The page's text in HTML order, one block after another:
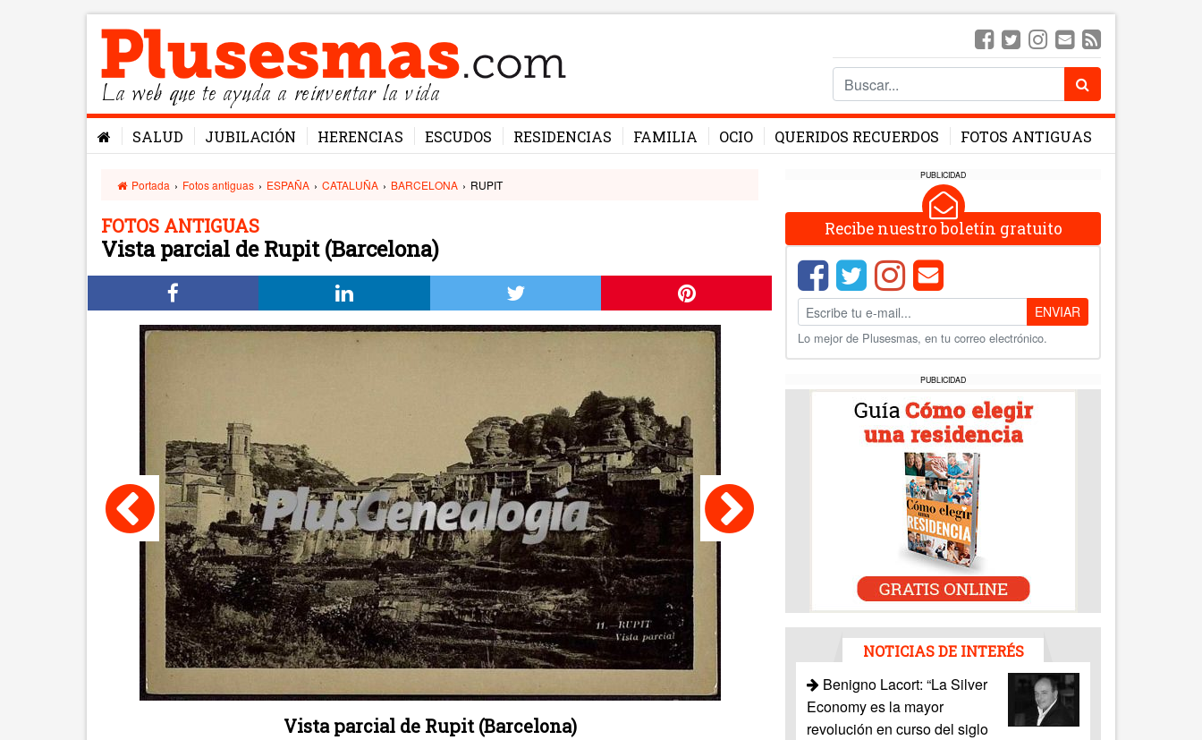
La web que te ayuda a reinventar la vida
SALUD JUBILACIÓN HERENCIAS ESCUDOS RESIDENCIAS FAMILIA OCIO QUERIDOS RECUERDOS FOTOS ANTIGUAS
Portada › Fotos antiguas › ESPAÑA › CATALUÑA › BARCELONA › RUPIT
FOTOS ANTIGUAS
Vista parcial de Rupit (Barcelona)
Vista parcial de Rupit (Barcelona)
PUBLICIDAD
Recibe nuestro boletín gratuito
ENVIAR
Lo mejor de Plusesmas, en tu correo electrónico.
PUBLICIDAD
NOTICIAS DE INTERÉS
Benigno Lacort: “La Silver
Economy es la mayor
revolución en curso del siglo